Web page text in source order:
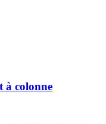
à colonne